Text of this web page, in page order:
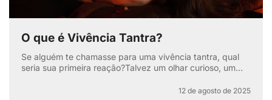
O que é Vivência Tantra?
Se alguém te chamasse para uma vivência tantra, qual
seria sua primeira reação?Talvez um olhar curioso, um
12 de agosto de 2025